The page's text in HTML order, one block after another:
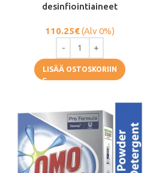
desinfiointiaineet
110.25€(Alv 0%)
LISÄÄ OSTOSKORIIN